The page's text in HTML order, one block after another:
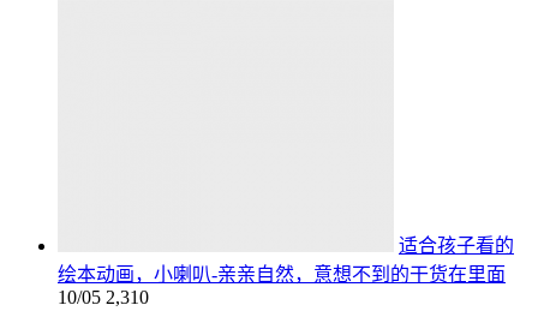
适合孩子看的
绘本动画，小喇叭-亲亲自然，意想不到的干货在里面
10/05 2,310